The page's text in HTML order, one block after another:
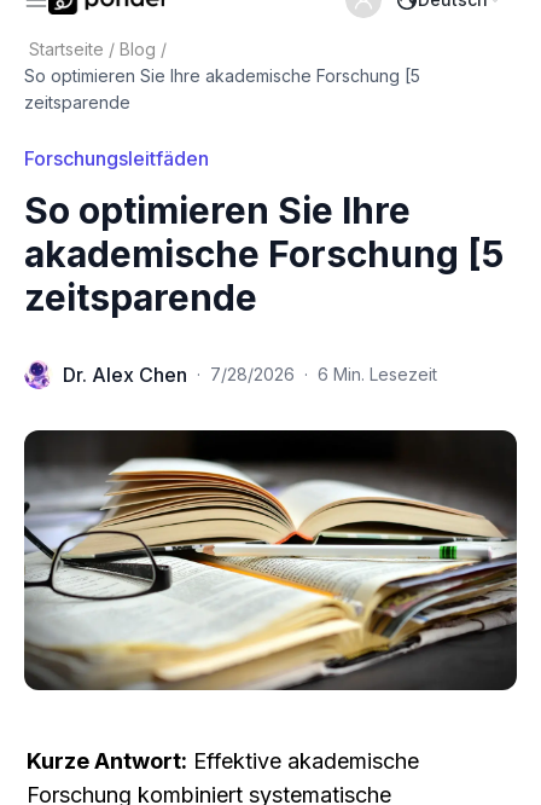
Startseite / Blog /
So optimieren Sie Ihre akademische Forschung [5
zeitsparende
Forschungsleitfäden
So optimieren Sie Ihre
akademische Forschung [5
zeitsparende
Dr. Alex Chen · 7/28/2026 · 6 Min. Lesezeit
Kurze Antwort: Effektive akademische
Forschung kombiniert systematische